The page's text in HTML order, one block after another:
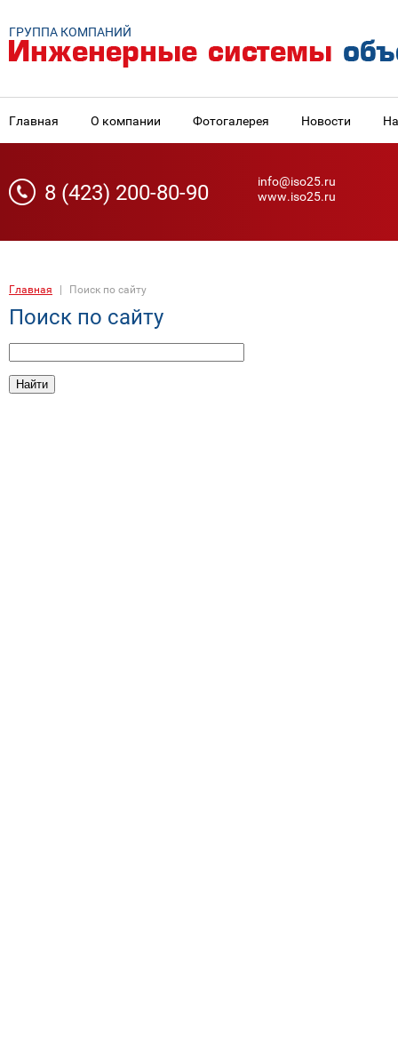
ГРУППА КОМПАНИЙ
Главная О компании Фотогалерея Новости
8 (423) 200-80-90
info@iso25.ru
www.iso25.ru
Главная Поиск по сайту
Поиск по сайту